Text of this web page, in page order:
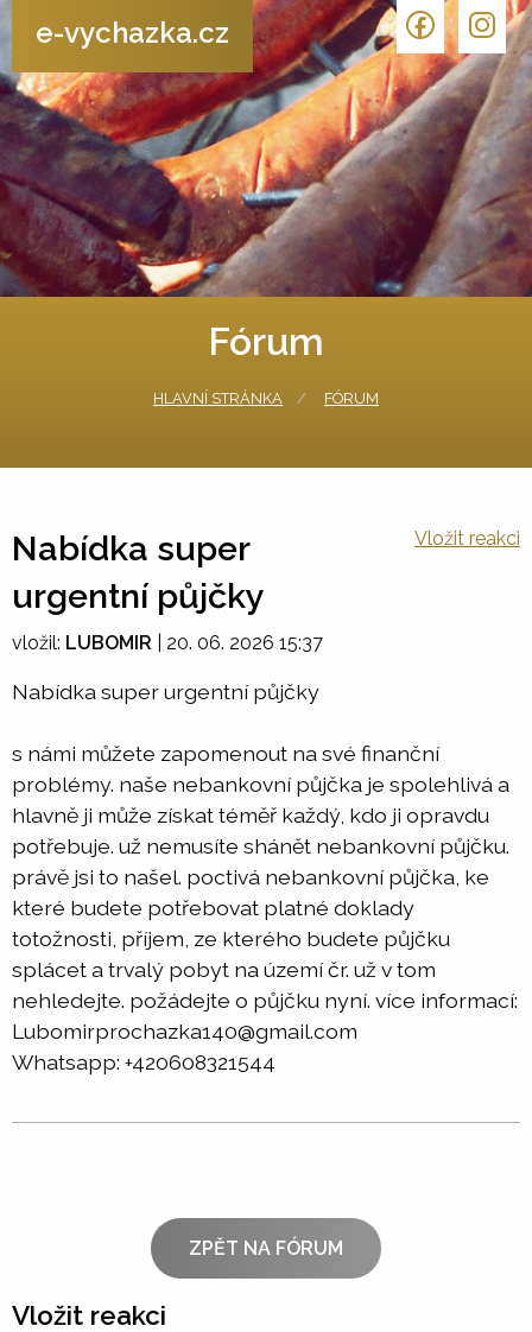
e-vychazka.cz
Fórum
HLAVNÍ STRÁNKA FÓRUM
Nabídka super
urgentní půjčky
Vložit reakci
vložil: LUBOMIR 20. 06. 2026 15:37
Nabídka super urgentní půjčky
s námi můžete zapomenout na své finanční
problémy. naše nebankovní půjčka je spolehlivá a
hlavně ji může získat téměř každý, kdo ji opravdu
potřebuje. už nemusíte shánět nebankovní půjčku.
právě jsi to našel. poctivá nebankovní půjčka, ke
které budete potřebovat platné doklady
totožnosti, příjem, ze kterého budete půjčku
splácet a trvalý pobyt na území čr. už v tom
nehledejte. požádejte o půjčku nyní. více informací:
Lubomirprochazka140@gmail.com
Whatsapp: +420608321544
ZPĚT NA FÓRUM
Vložit reakci